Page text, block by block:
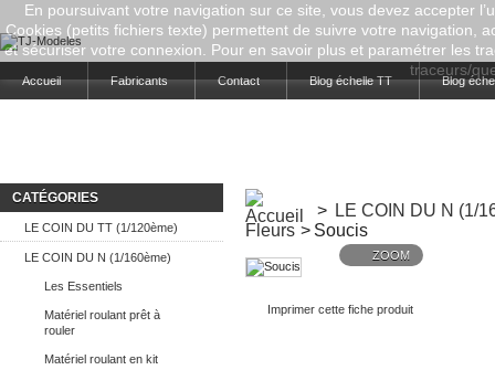
Accueil Fabricants Contact Blog échelle TT Blog
CATÉGORIES
LE COIN DU TT (1/120ème)
LE COIN DU N (1/160ème)
Les Essentiels
Matériel roulant prêt à
rouler
Matériel roulant en kit
> LE COIN DU N (1/
Fleurs > Soucis
ZOOM
Imprimer cette fiche produit
En poursuivant votre navigation sur ce site, vous devez accepter
Cookies (petits fichiers texte) permettent de suivre votre navigation,
et sécuriser votre connexion. Pour en savoir plus et paramétrer les
traceurs/